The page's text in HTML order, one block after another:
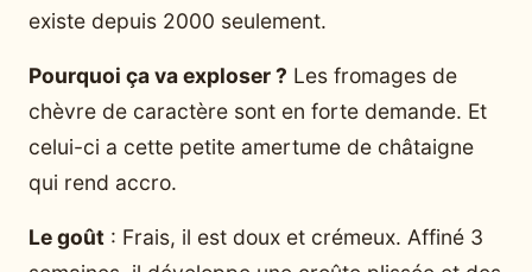
existe depuis 2000 seulement.
Pourquoi ça va exploser ? Les fromages de
chèvre de caractère sont en forte demande. Et
celui-ci a cette petite amertume de châtaigne
qui rend accro.
Le goût : Frais, il est doux et crémeux. Affiné 3